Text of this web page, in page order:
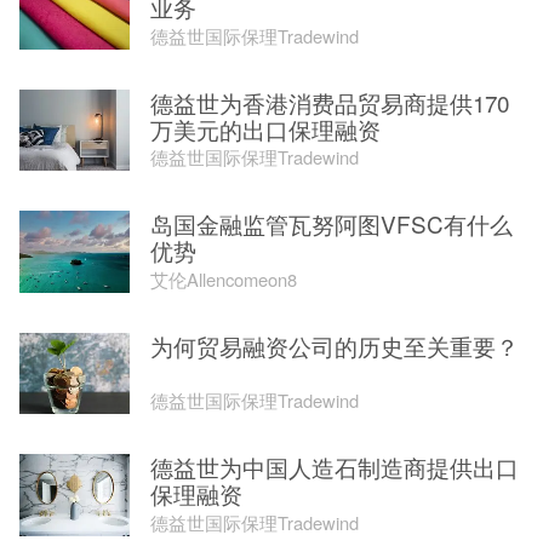
业务
德益世国际保理Tradewind
德益世为香港消费品贸易商提供170
万美元的出口保理融资
德益世国际保理Tradewind
岛国金融监管瓦努阿图VFSC有什么
优势
艾伦Allencomeon8
为何贸易融资公司的历史至关重要？
德益世国际保理Tradewind
德益世为中国人造石制造商提供出口
保理融资
德益世国际保理Tradewind